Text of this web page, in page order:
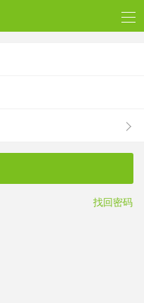
找回密码